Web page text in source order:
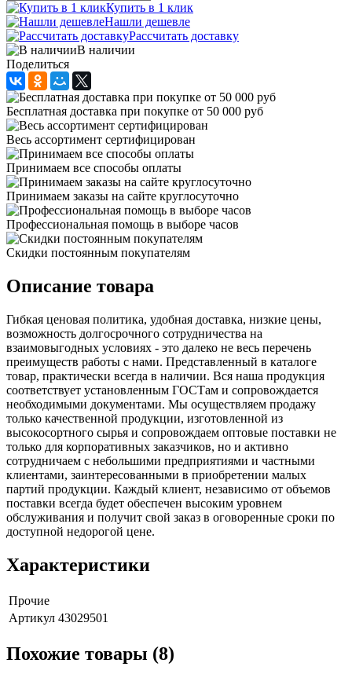
Купить в 1 клик
Нашли дешевле
Рассчитать доставку
В наличии
Поделиться
Бесплатная доставка при покупке от 50 000 руб
Весь ассортимент сертифицирован
Принимаем все способы оплаты
Принимаем заказы на сайте круглосуточно
Профессиональная помощь в выборе часов
Скидки постоянным покупателям
Описание товара
Гибкая ценовая политика, удобная доставка, низкие цены,
возможность долгосрочного сотрудничества на
взаимовыгодных условиях - это далеко не весь перечень
преимуществ работы с нами. Представленный в каталоге
товар, практически всегда в наличии. Вся наша продукция
соответствует установленным ГОСТам и сопровождается
необходимыми документами. Мы осуществляем продажу
только качественной продукции, изготовленной из
высокосортного сырья и сопровождаем оптовые поставки не
только для корпоративных заказчиков, но и активно
сотрудничаем с небольшими предприятиями и частными
клиентами, заинтересованными в приобретении малых
партий продукции. Каждый клиент, независимо от объемов
поставки всегда будет обеспечен высоким уровнем
обслуживания и получит свой заказ в оговоренные сроки по
доступной недорогой цене.
Характеристики
Прочие
Артикул 43029501
Похожие товары (8)